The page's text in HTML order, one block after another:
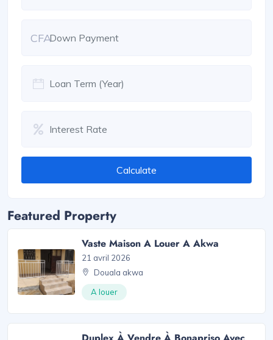
CFA
Calculate
Featured Property
Vaste Maison A Louer A Akwa
21 avril 2026
Douala akwa
A louer